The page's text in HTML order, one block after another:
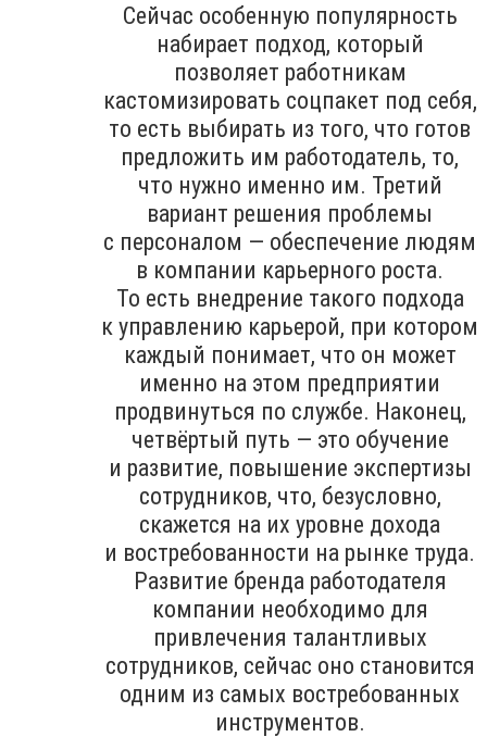
Сейчас особенную популярность
набирает подход, который
позволяет работникам
кастомизировать соцпакет под себя,
то есть выбирать из того, что готов
предложить им работодатель, то,
что нужно именно им. Третий
вариант решения проблемы
с персоналом — обеспечение людям
в компании карьерного роста.
То есть внедрение такого подхода
к управлению карьерой, при котором
каждый понимает, что он может
именно на этом предприятии
продвинуться по службе. Наконец,
четвёртый путь — это обучение
и развитие, повышение экспертизы
сотрудников, что, безусловно,
скажется на их уровне дохода
и востребованности на рынке труда.
Развитие бренда работодателя
компании необходимо для
привлечения талантливых
сотрудников, сейчас оно становится
одним из самых востребованных
инструментов.